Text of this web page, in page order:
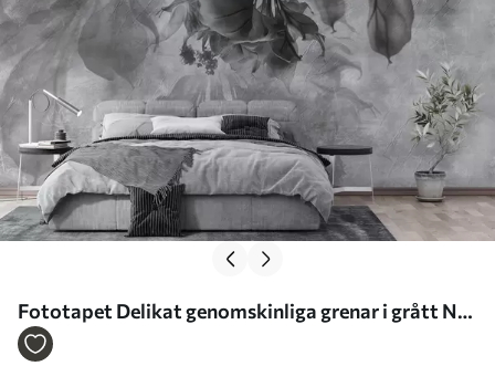
Fototapet Delikat genomskinliga grenar i grått Nr.
u93927v2